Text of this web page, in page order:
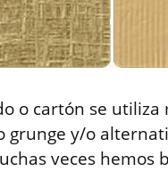
o cartón se
grunge y/o
veces hemos